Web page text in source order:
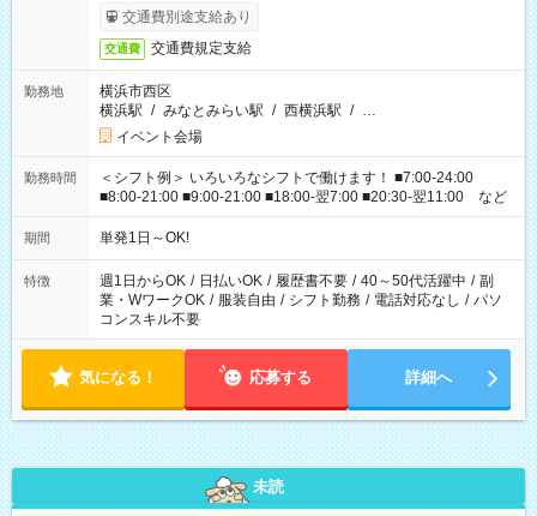
交通費別途支給あり
交通費 交通費規定支給
勤務地
横浜市西区
横浜駅 / みなとみらい駅 / 西横浜駅 / …
イベント会場
勤務時間
＜シフト例＞ いろいろなシフトで働けます！ ■7:00-24:00
■8:00-21:00 ■9:00-21:00 ■18:00-翌7:00 ■20:30-翌11:00 など
期間 単発1日～OK!
特徴 週1日からOK / 日払いOK / 履歴書不要 / 40～50代活躍中 / 副
業・WワークOK / 服装自由 / シフト勤務 / 電話対応なし / パソ
コンスキル不要
気になる！ 応募する 詳細へ
未読